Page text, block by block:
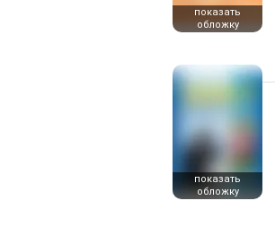
показать
обложку
показать
обложку